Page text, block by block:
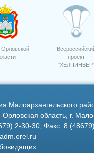
Орловской
проект
Малоархангельского
область, г.
2-30-30, Факс: 8